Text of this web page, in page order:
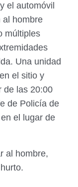
el automóvil
al hombre
múltiples
Una unidad
el sitio y
de las 20:00
de Policía de
el lugar de
al hombre,